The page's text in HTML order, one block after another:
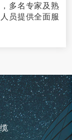
多名专家及熟
员提供全面服